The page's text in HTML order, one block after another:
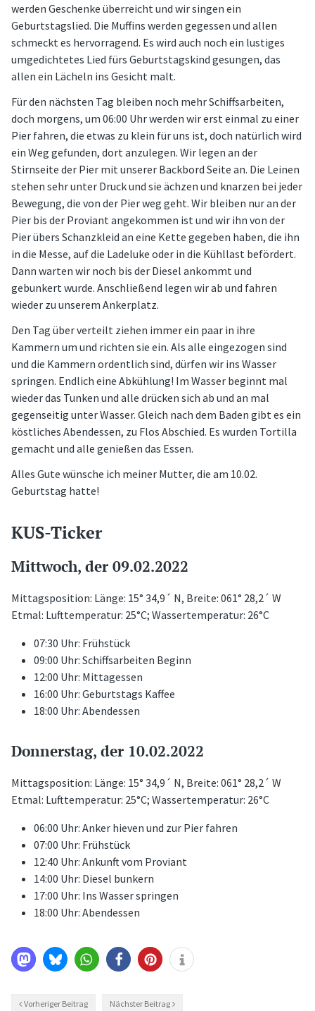
werden Geschenke überreicht und wir singen ein
Geburtstagslied. Die Muffins werden gegessen und allen
schmeckt es hervorragend. Es wird auch noch ein lustiges
umgedichtetes Lied fürs Geburtstagskind gesungen, das
allen ein Lächeln ins Gesicht malt.
Für den nächsten Tag bleiben noch mehr Schiffsarbeiten,
doch morgens, um 06:00 Uhr werden wir erst einmal zu einer
Pier fahren, die etwas zu klein für uns ist, doch natürlich wird
ein Weg gefunden, dort anzulegen. Wir legen an der
Stirnseite der Pier mit unserer Backbord Seite an. Die Leinen
stehen sehr unter Druck und sie ächzen und knarzen bei jeder
Bewegung, die von der Pier weg geht. Wir bleiben nur an der
Pier bis der Proviant angekommen ist und wir ihn von der
Pier übers Schanzkleid an eine Kette gegeben haben, die ihn
in die Messe, auf die Ladeluke oder in die Kühllast befördert.
Dann warten wir noch bis der Diesel ankommt und
gebunkert wurde. Anschließend legen wir ab und fahren
wieder zu unserem Ankerplatz.
Den Tag über verteilt ziehen immer ein paar in ihre
Kammern um und richten sie ein. Als alle eingezogen sind
und die Kammern ordentlich sind, dürfen wir ins Wasser
springen. Endlich eine Abkühlung! Im Wasser beginnt mal
wieder das Tunken und alle drücken sich ab und an mal
gegenseitig unter Wasser. Gleich nach dem Baden gibt es ein
köstliches Abendessen, zu Flos Abschied. Es wurden Tortilla
gemacht und alle genießen das Essen.
Alles Gute wünsche ich meiner Mutter, die am 10.02.
Geburtstag hatte!
KUS-Ticker
Mittwoch, der 09.02.2022
Mittagsposition: Länge: 15° 34,9´ N, Breite: 061° 28,2´ W
Etmal: Lufttemperatur: 25°C; Wassertemperatur: 26°C
07:30 Uhr: Frühstück
09:00 Uhr: Schiffsarbeiten Beginn
12:00 Uhr: Mittagessen
16:00 Uhr: Geburtstags Kaffee
18:00 Uhr: Abendessen
Donnerstag, der 10.02.2022
Mittagsposition: Länge: 15° 34,9´ N, Breite: 061° 28,2´ W
Etmal: Lufttemperatur: 25°C; Wassertemperatur: 26°C
06:00 Uhr: Anker hieven und zur Pier fahren
07:00 Uhr: Frühstück
12:40 Uhr: Ankunft vom Proviant
14:00 Uhr: Diesel bunkern
17:00 Uhr: Ins Wasser springen
18:00 Uhr: Abendessen
Vorheriger Beitrag Nächster Beitrag